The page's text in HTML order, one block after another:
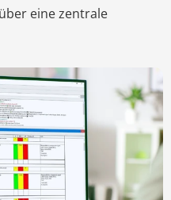
eine zentrale